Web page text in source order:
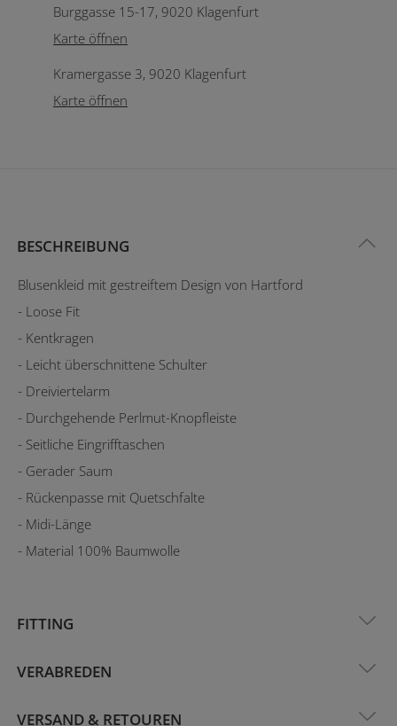
Burggasse 15-17, 9020 Klagenfurt
Karte öffnen
Kramergasse 3, 9020 Klagenfurt
Karte öffnen
BESCHREIBUNG
Blusenkleid mit gestreiftem Design von Hartford
- Loose Fit
- Kentkragen
- Leicht überschnittene Schulter
- Dreiviertelarm
- Durchgehende Perlmut-Knopfleiste
- Seitliche Eingrifftaschen
- Gerader Saum
- Rückenpasse mit Quetschfalte
- Midi-Länge
- Material 100% Baumwolle
FITTING
VERABREDEN
VERSAND & RETOUREN